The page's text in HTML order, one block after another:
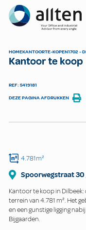
Allten
HOMEKANTOORTE-KOPEN1702 -
Kantoor te koop
REF: 5419181
DEZE PAGINA AFDRUKKEN
4.781m²
Spoorwegstraat30
Kantoor te koop in
terrein van 4.781 m². Het
en een gunstige ligging
Bijgaarden.